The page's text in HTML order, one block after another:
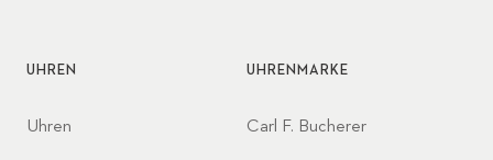
UHREN
Uhren
UHRENMARKE
Carl F. Bucherer